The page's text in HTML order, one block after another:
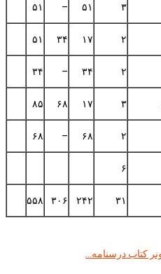
۳ ۵۱ – ۵۱
۲ ۱۷ ۳۴ ۵۱
۲ ۳۴ – ۳۴
۳ ۱۷ ۶۸ ۸۵
۲ ۶۸ – ۶۸
۶
۳۱ ۲۴۲ ۳۰۶ ۵۵۸